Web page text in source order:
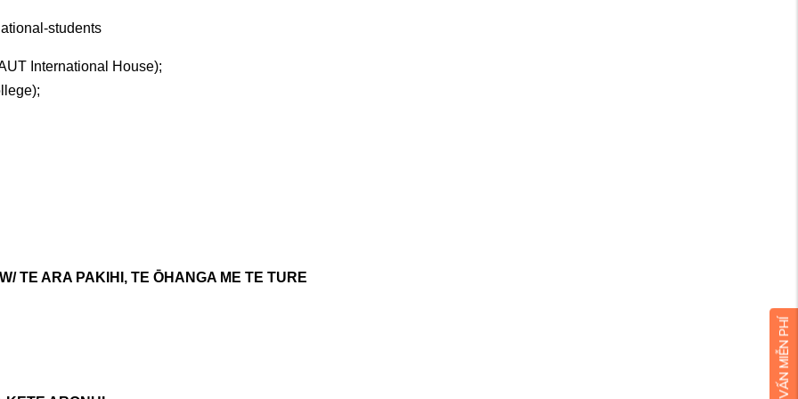
students
International House);
TE ARA PAKIHI, TE ŌHANGA ME TE TURE